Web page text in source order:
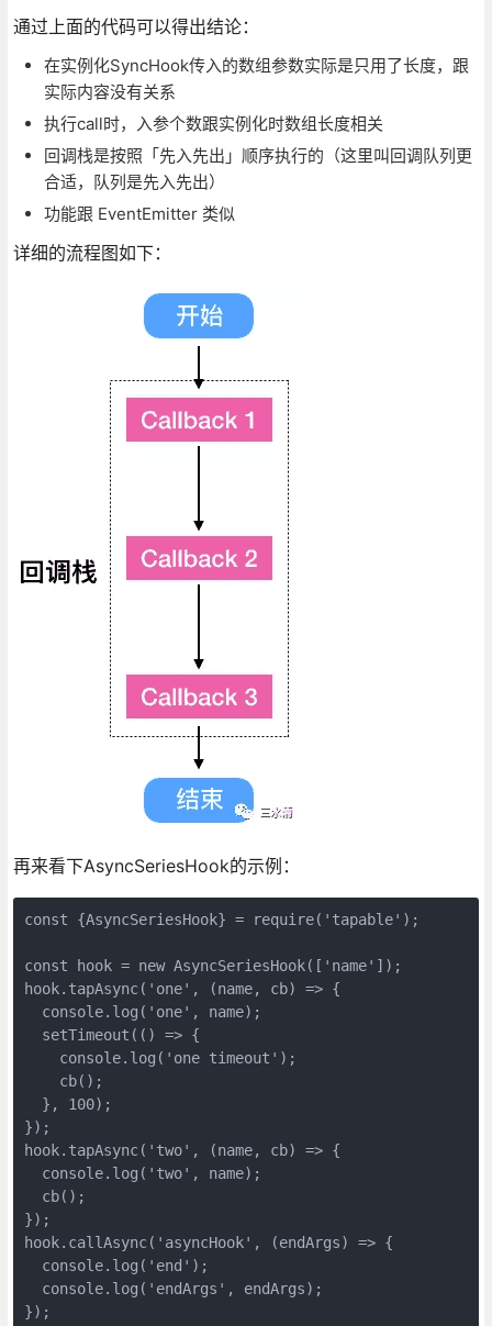
通过上面的代码可以得出结论：
在实例化SyncHook传入的数组参数实际是只用了长度，跟
实际内容没有关系
执行call时，入参个数跟实例化时数组长度相关
回调栈是按照「先入先出」顺序执行的（这里叫回调队列更
合适，队列是先入先出）
功能跟 EventEmitter 类似
详细的流程图如下：
再来看下AsyncSeriesHook的示例：
const {AsyncSeriesHook} = require('tapable');
const hook = new AsyncSeriesHook(['name']);
hook.tapAsync('one', (name, cb) => {
  console.log('one', name);
  setTimeout(() => {
    console.log('one timeout');
    cb();
  }, 100);
});
hook.tapAsync('two', (name, cb) => {
  console.log('two', name);
  cb();
});
hook.callAsync('asyncHook', (endArgs) => {
  console.log('end');
  console.log('endArgs', endArgs);
});